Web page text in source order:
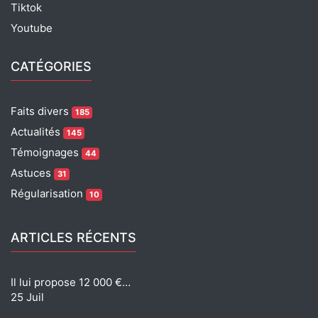
Tiktok
Youtube
CATÉGORIES
Faits divers 185
Actualités 145
Témoignages 44
Astuces 31
Régularisation 10
ARTICLES RÉCENTS
Il lui propose 12 000 €…
25 Juil